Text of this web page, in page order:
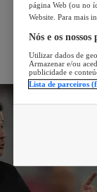
página Web (ou no
Website. Para mais
Nós e os
Utilizar dados de
Armazenar e/ou
publicidade e
Lista de parceiros